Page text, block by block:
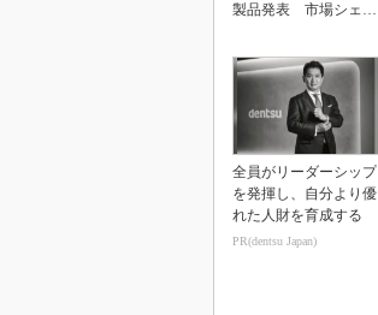
製品発表 市場シェア
全員がリーダーシップ
を発揮し、自分より優
れた人財を育成する
PR(dentsu Japan)